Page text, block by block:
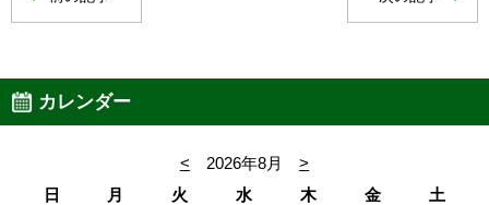
カレンダー
< 2026年8月
>
日
月 火 水 木 金
土